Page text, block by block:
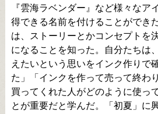
『雲海ラベンダー』など様々なア
得できる名前を付けることができ
は、ストーリーとかコンセプトを
になることを知った。自分たちは
えたいという思いをインク作りで
た」「インクを作って売って終わ
買ってくれた人がどのように使っ
とが重要だと学んだ。「初夏」に